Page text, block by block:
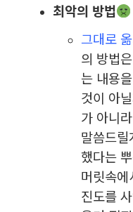
최악의 방법
그대로
의 방법
는 내용
것이 아
가 아니
말씀드
했다는
머릿속
진도를